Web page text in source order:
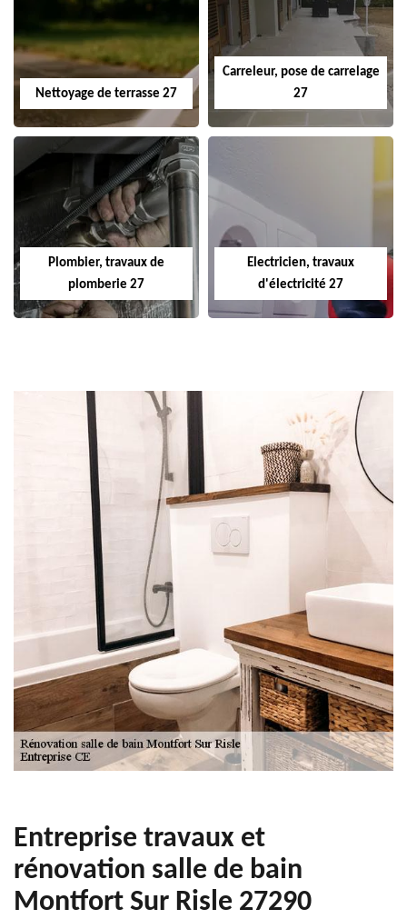
Nettoyage de terrasse 27
Carreleur, pose de carrelage
27
Plombier, travaux de
plomberie 27
Electricien, travaux
d'électricité 27
Entreprise travaux et
rénovation salle de bain
Montfort Sur Risle 27290